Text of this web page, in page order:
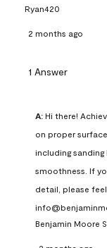
Ryan420
2 months ago
1 Answer
A: Hi there!
on proper
including
smoothness. If
detail, please
Benjamin Moore